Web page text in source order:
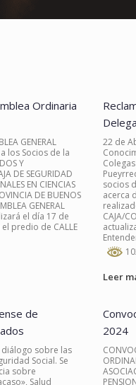
Ordinaria
GENERAL
los Socios de la
Y
DE SEGURIDAD
EN CIENCIAS
DE BUENOS
GENERAL
el día 17 de
predio de CALLE
22 de
socios
acerca
CAJA/
Leer
de
diálogo sobre las
Social. Se
sobre
Salud
2024